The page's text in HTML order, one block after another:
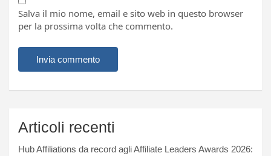
Salva il mio nome, email e sito web in questo browser
per la prossima volta che commento.
Articoli recenti
Hub Affiliations da record agli Affiliate Leaders Awards 2026: